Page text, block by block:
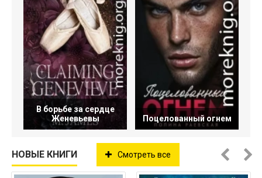
В борьбе за сердце
Женевьевы
Поцелованный огнем
НОВЫЕ КНИГИ Смотреть все